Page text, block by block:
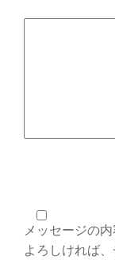
メッセージの
よろしければ